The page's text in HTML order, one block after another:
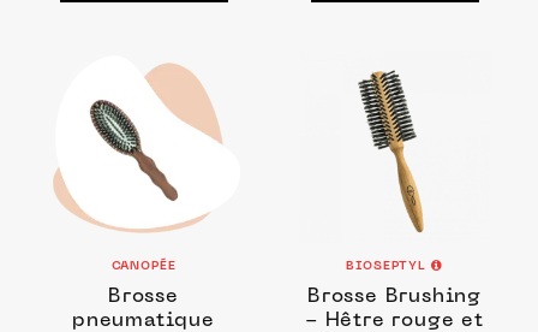
CANOPÉE
Brosse
pneumatique
BIOSEPTYL
Brosse Brushing
- Hêtre rouge et